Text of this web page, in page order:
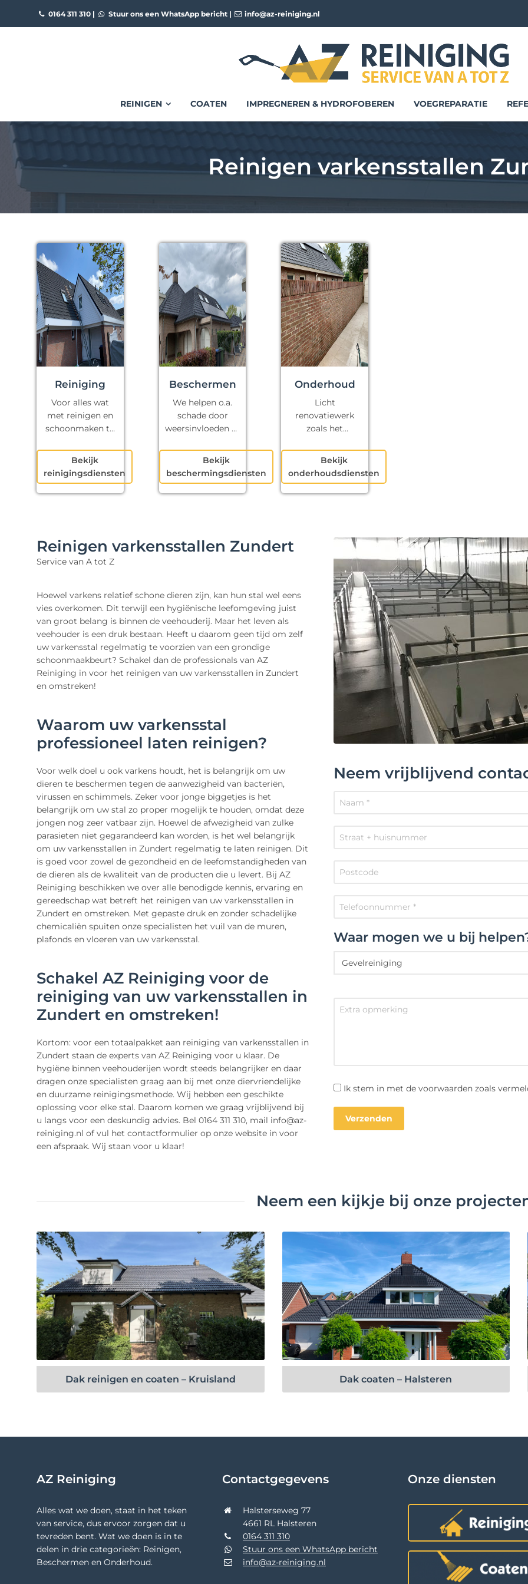
0164 311 310| Stuur ons een WhatsApp bericht| info@az-reiniging.nl
REINIGEN COATEN IMPREGNEREN & HYDROFOBEREN VOEGREPARATIE
Reinigen varkensstallen
Reiniging
Voor alles wat
met reinigen en
schoonmaken te
Bekijk
reinigingsdiensten
Beschermen
We helpen o.a.
schade door
weersinvloeden te
Bekijk
beschermingsdiensten
Onderhoud
Licht
renovatiewerk
zoals het
kapotte voegen
en klein
schilderwerk.
Bekijk
onderhoudsdiensten
Reinigen varkensstallen Zundert
Service van A tot Z
Hoewel varkens relatief schone dieren zijn, kan hun stal wel eens
vies overkomen. Dit terwijl een hygiënische leefomgeving juist
van groot belang is binnen de veehouderij. Maar het leven als
veehouder is een druk bestaan. Heeft u daarom geen tijd om zelf
uw varkensstal regelmatig te voorzien van een grondige
schoonmaakbeurt? Schakel dan de professionals van AZ
Reiniging in voor het reinigen van uw varkensstallen in Zundert
en omstreken!
Waarom uw varkensstal
professioneel laten reinigen?
Voor welk doel u ook varkens houdt, het is belangrijk om uw
dieren te beschermen tegen de aanwezigheid van bacteriën,
virussen en schimmels. Zeker voor jonge biggetjes is het
belangrijk om uw stal zo proper mogelijk te houden, omdat deze
jongen nog zeer vatbaar zijn. Hoewel de afwezigheid van zulke
parasieten niet gegarandeerd kan worden, is het wel belangrijk
om uw varkensstallen in Zundert regelmatig te laten reinigen. Dit
is goed voor zowel de gezondheid en de leefomstandigheden van
de dieren als de kwaliteit van de producten die u levert. Bij AZ
Reiniging beschikken we over alle benodigde kennis, ervaring en
gereedschap wat betreft het reinigen van uw varkensstallen in
Zundert en omstreken. Met gepaste druk en zonder schadelijke
chemicaliën spuiten onze specialisten het vuil van de muren,
plafonds en vloeren van uw varkensstal.
Schakel AZ Reiniging voor de
reiniging van uw varkensstallen in
Zundert en omstreken!
Kortom: voor een totaalpakket aan reiniging van varkensstallen in
Zundert staan de experts van AZ Reiniging voor u klaar. De
hygiëne binnen veehouderijen wordt steeds belangrijker en daar
dragen onze specialisten graag aan bij met onze diervriendelijke
en duurzame reinigingsmethode. Wij hebben een geschikte
oplossing voor elke stal. Daarom komen we graag vrijblijvend bij
u langs voor een deskundig advies. Bel 0164 311 310, mail info@az-
reiniging.nl of vul het contactformulier op onze website in voor
een afspraak. Wij staan voor u klaar!
Neem vrijblijvend
Waar mogen we u bij
Ik stem in met de voorwaarden zoals
Neem een kijkje bij onze
Bekijk project
Dak reinigen en coaten – Kruisland
Bekijk project
Dak coaten – Halsteren
AZ Reiniging
Alles wat we doen, staat in het teken
van service, dus ervoor zorgen dat u
tevreden bent. Wat we doen is in te
delen in drie categorieën: Reinigen,
Beschermen en Onderhoud.
Contactgegevens
Halsterseweg 77
4661 RL Halsteren
0164 311 310
Stuur ons een WhatsApp bericht
info@az-reiniging.nl
Onze diensten